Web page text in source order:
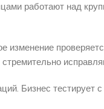
работают над
Бизнес